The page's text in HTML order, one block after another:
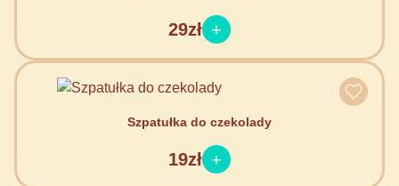
29zł
Szpatułka do czekolady
19zł